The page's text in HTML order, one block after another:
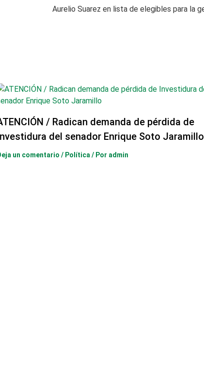
/ Radican demanda de pérdida de
Investidura del senador Enrique Soto Jaramillo
un comentario / Política/ Por admin